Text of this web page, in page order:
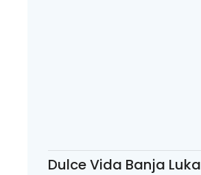
Dulce Vida Banja Luka